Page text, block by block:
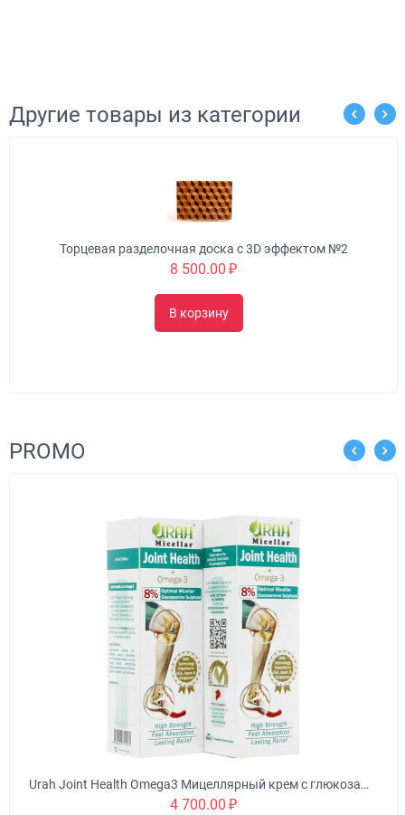
Другие товары из категории
22 000.00
В корзину
PROMO
Urah Joint Health Omega3 Мицеллярный крем с глюкозамином питает, омолаживает и укрепляет суставы
Чашкорезный станок для минибруса "Туборд
579 000.00
Выберите опции